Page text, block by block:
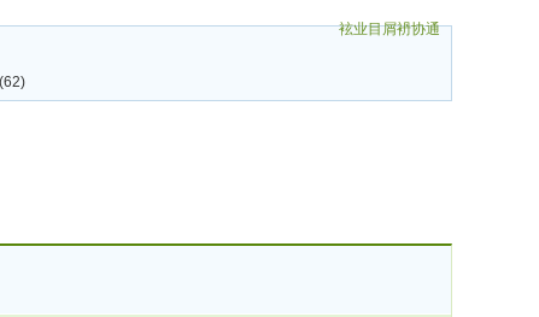
袨业目屑袇协通